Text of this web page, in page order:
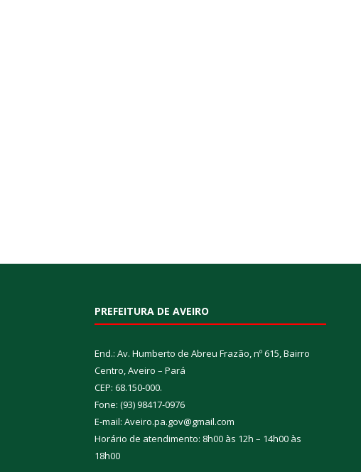
PREFEITURA DE AVEIRO
End.: Av. Humberto de Abreu Frazão, nº 615, Bairro
Centro, Aveiro – Pará
CEP: 68.150-000.
Fone: (93) 98417-0976
E-mail: Aveiro.pa.gov@gmail.com
Horário de atendimento: 8h00 às 12h – 14h00 às
18h00